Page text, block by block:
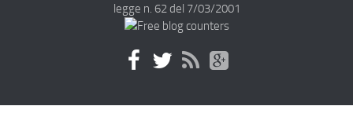
legge n. 62 del 7/03/2001